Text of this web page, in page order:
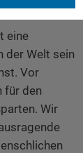
eine
der Welt sein
Vor
für den
Wir